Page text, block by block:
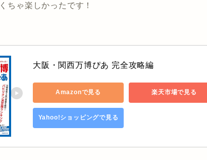
ちゃ楽しかったです！
大阪・関西万博ぴあ 完全攻略編
Amazonで見る 楽天市場で見る
Yahoo!ショッピングで見る